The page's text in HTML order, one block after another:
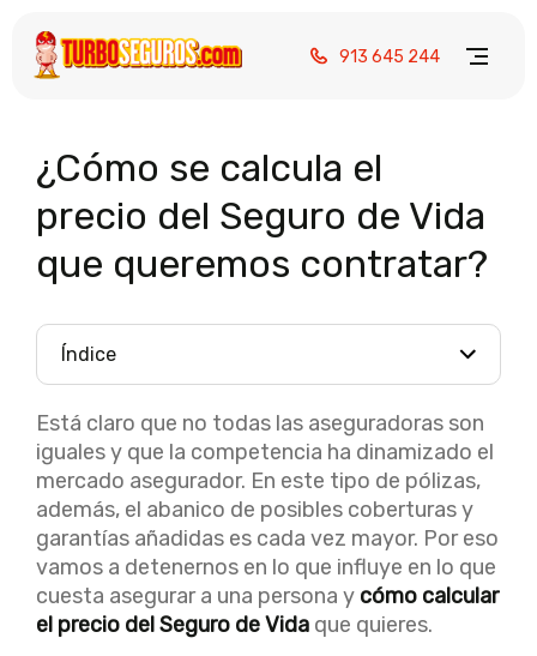
913 645 244
¿Cómo se calcula el
precio del Seguro de Vida
que queremos contratar?
Índice
Está claro que no todas las aseguradoras son
iguales y que la competencia ha dinamizado el
mercado asegurador. En este tipo de pólizas,
además, el abanico de posibles coberturas y
garantías añadidas es cada vez mayor. Por eso
vamos a detenernos en lo que influye en lo que
cuesta asegurar a una persona y cómo calcular
el precio del Seguro de Vida que quieres.